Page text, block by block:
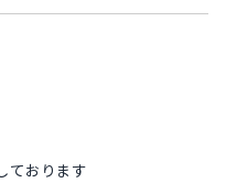
ております